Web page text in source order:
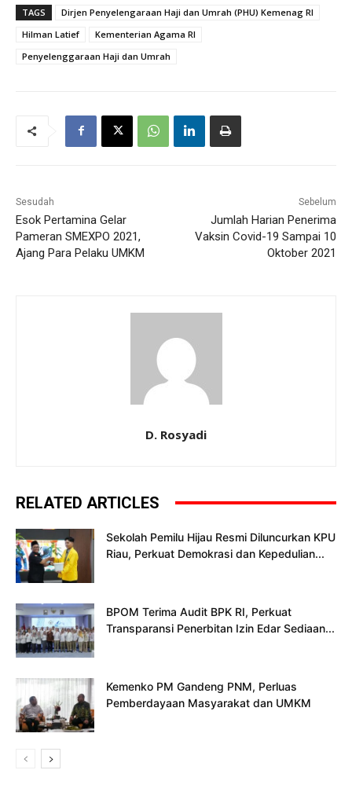
TAGS
Dirjen Penyelengaraan Haji dan Umrah (PHU) Kemenag RI
Hilman Latief
Kementerian Agama RI
Penyelenggaraan Haji dan Umrah
Sesudah
Esok Pertamina Gelar
Pameran SMEXPO 2021,
Ajang Para Pelaku UMKM
Sebelum
Jumlah Harian Penerima
Vaksin Covid-19 Sampai 10
Oktober 2021
D. Rosyadi
RELATED ARTICLES
Sekolah Pemilu Hijau Resmi Diluncurkan KPU
Riau, Perkuat Demokrasi dan Kepedulian...
BPOM Terima Audit BPK RI, Perkuat
Transparansi Penerbitan Izin Edar Sediaan...
Kemenko PM Gandeng PNM, Perluas
Pemberdayaan Masyarakat dan UMKM